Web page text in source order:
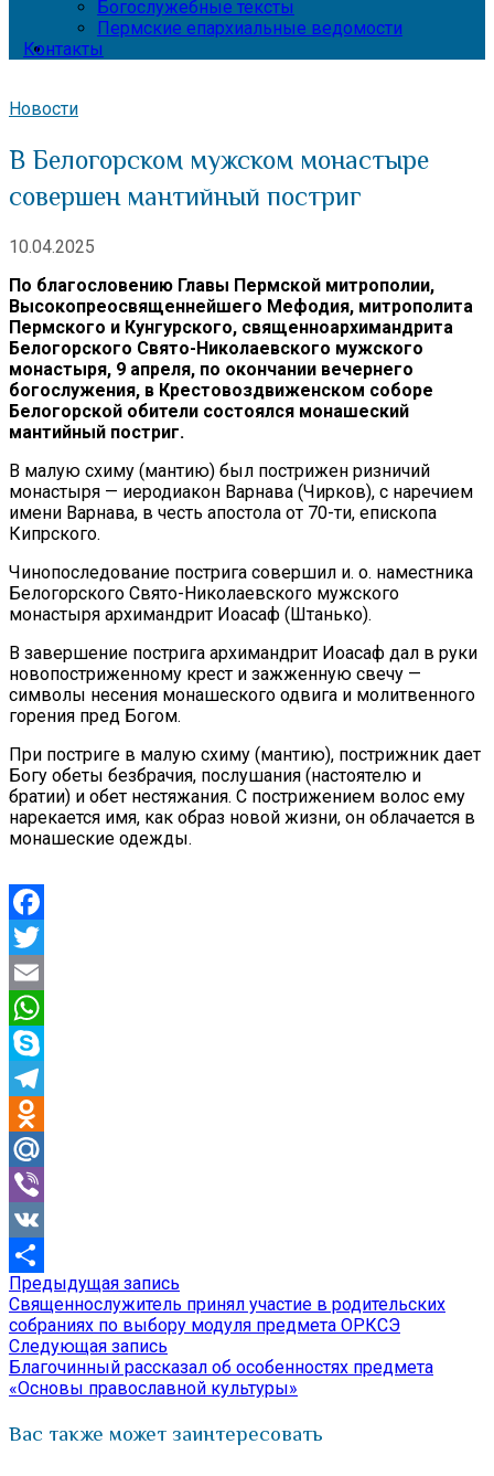
Богослужебные тексты
Пермские епархиальные ведомости
Контакты
Новости
В Белогорском мужском монастыре
совершен мантийный постриг
10.04.2025
По благословению Главы Пермской митрополии,
Высокопреосвященнейшего Мефодия, митрополита
Пермского и Кунгурского, священноархимандрита
Белогорского Свято-Николаевского мужского
монастыря, 9 апреля, по окончании вечернего
богослужения, в Крестовоздвиженском соборе
Белогорской обители состоялся монашеский
мантийный постриг.
В малую схиму (мантию) был пострижен ризничий
монастыря — иеродиакон Варнава (Чирков), с наречием
имени Варнава, в честь апостола от 70-ти, епископа
Кипрского.
Чинопоследование пострига совершил и. о. наместника
Белогорского Свято-Николаевского мужского
монастыря архимандрит Иоасаф (Штанько).
В завершение пострига архимандрит Иоасаф дал в руки
новопостриженному крест и зажженную свечу —
символы несения монашеского одвига и молитвенного
горения пред Богом.
При постриге в малую схиму (мантию), пострижник дает
Богу обеты безбрачия, послушания (настоятелю и
братии) и обет нестяжания. С пострижением волос ему
нарекается имя, как образ новой жизни, он облачается в
монашеские одежды.
Facebook
Twitter
Email
WhatsApp
Skype
Telegram
Odnoklassniki
Mail.Ru
Viber
VK
Отправить
Навигация
по
записям
Предыдущая запись
запись:
Священнослужитель принял участие в родительских
собраниях по выбору модуля предмета ОРКСЭ
Следующая запись
запись:
Благочинный рассказал об особенностях предмета
«Основы православной культуры»
Вас также может заинтересовать